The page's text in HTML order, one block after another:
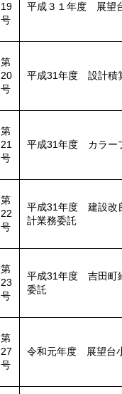
19
号
平成３１年度 展望
第
20
号
平成31年度 設計積
第
21
号
平成31年度 カラー
第
22
号
平成31年度 建設改
計業務委託
第
23
号
平成31年度 吉田町
委託
第
27
号
令和元年度 展望台